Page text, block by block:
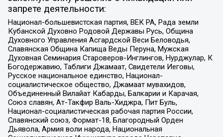
запрете деятельности:
Национал-большевистская партия, ВЕК РА, Рада земли
Кубанской Духовно Родовой Державы Русь, Община
Духовного Управления Асгардской Веси Беловодья,
Славянская Община Капища Веды Перуна, Мужская
Духовная Семинария Староверов-Инглингов, Нурджулар, К
Богодержавию, Таблиги Джамаат, Свидетели Иеговы,
Русское национальное единство, Национал-
социалистическое общество, Джамаат мувахидов,
Объединенный Вилайат Кабарды, Балкарии и Карачая,
Союз славян, Ат-Такфир Валь-Хиджра, Пит Буль,
Национал-социалистическая рабочая партия России,
Славянский союз, Формат-18, Благородный Орден
Дьявола, Армия воли народа, Национальная